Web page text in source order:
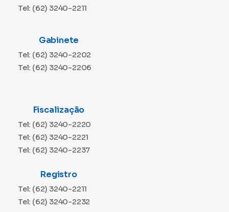
Tel: (62) 3240-2211
Gabinete
Tel: (62) 3240-2202
Tel: (62) 3240-2206
Fiscalização
Tel: (62) 3240-2220
Tel: (62) 3240-2221
Tel: (62) 3240-2237
Registro
Tel: (62) 3240-2211
Tel: (62) 3240-2232